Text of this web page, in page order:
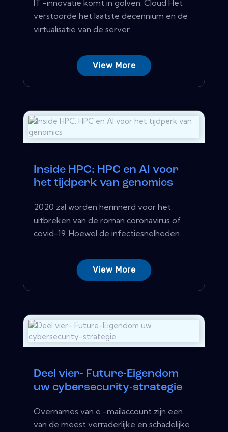
IT -innovatie komt in golven. Cloud Het
verstoorde het laatste decennium en de
virtualisatie van de server...
View More
Inside HPC: HPC en AI voor
het tijdperk van genomics
2020 zal worden herinnerd voor het
uitbreken van de roman coronavirus of
covid-19. Hoewel de infectiesnelheden...
View More
Deel vier- Future-Eigendom
uw cybersecurity-strategie
Overnames van e -mailaccount zijn een
van de meest verraderlijke en schadelijke